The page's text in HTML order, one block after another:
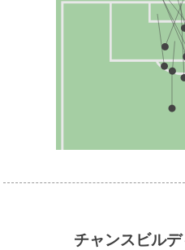
チャンスビル